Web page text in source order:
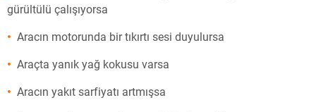
gürültülü çalışıyorsa
Aracın motorunda bir tıkırtı sesi duyulursa
Araçta yanık yağ kokusu varsa
Aracın yakıt sarfiyatı artmışsa